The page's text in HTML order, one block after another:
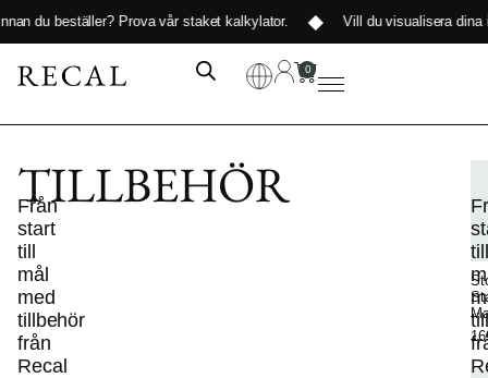
du beställer?Prova vår staket kalkylator. Vill du visualisera dina
0
TILLBEHÖR
Från
start
till
mål
med
tillbehör
från
Recal
till